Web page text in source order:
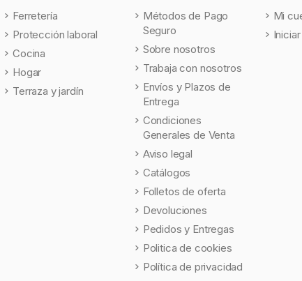
Ferretería
Protección laboral
Cocina
Hogar
Terraza y jardín
Métodos de Pago
Seguro
Sobre nosotros
Trabaja con nosotros
Envíos y Plazos de
Entrega
Condiciones
Generales de Venta
Aviso legal
Catálogos
Folletos de oferta
Devoluciones
Pedidos y Entregas
Politica de cookies
Política de privacidad
Mi